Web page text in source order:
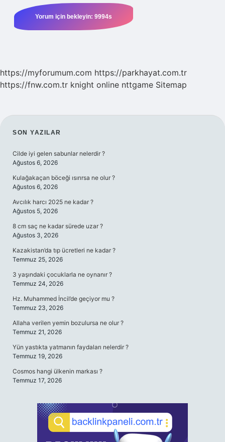
https://myforumum.com https://parkhayat.com.tr
https://fnw.com.tr knight online nttgame Sitemap
SIDEBAR
SON YAZILAR
Cilde iyi gelen sabunlar nelerdir ?
Ağustos 6, 2026
Kulağakaçan böceği ısırırsa ne olur ?
Ağustos 6, 2026
Avcılık harcı 2025 ne kadar ?
Ağustos 5, 2026
8 cm saç ne kadar sürede uzar ?
Ağustos 3, 2026
Kazakistan’da tıp ücretleri ne kadar ?
Temmuz 25, 2026
3 yaşındaki çocuklarla ne oynanır ?
Temmuz 24, 2026
Hz. Muhammed İncil’de geçiyor mu ?
Temmuz 23, 2026
Allaha verilen yemin bozulursa ne olur ?
Temmuz 21, 2026
Yün yastıkta yatmanın faydaları nelerdir ?
Temmuz 19, 2026
Cosmos hangi ülkenin markası ?
Temmuz 17, 2026